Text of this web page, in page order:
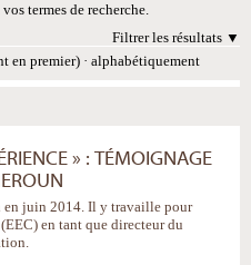
termes de recherche.
Filtrer les résultats
en premier) · alphabétiquement
» : TÉMOIGNAGE
en juin 2014. Il y travaille pour
en tant que directeur du